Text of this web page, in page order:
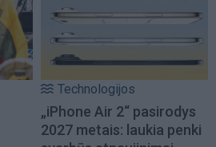
Technologijos
„iPhone Air 2“ pasirodys
2027 metais: laukia penki